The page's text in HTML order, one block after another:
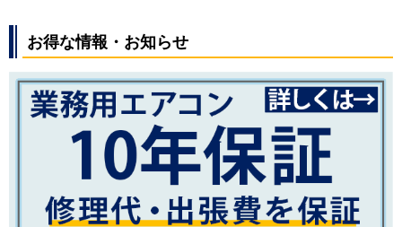
お得な情報・お知らせ